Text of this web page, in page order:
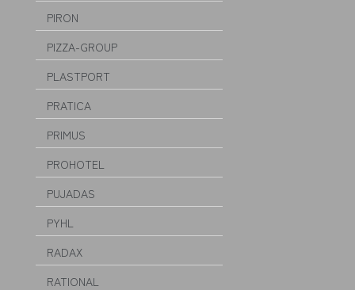
PIRON
PIZZA-GROUP
PLASTPORT
PRATICA
PRIMUS
PROHOTEL
PUJADAS
PYHL
RADAX
RATIONAL